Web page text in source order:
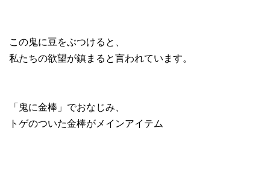
この鬼に豆をぶつけると、
私たちの欲望が鎮まると言われています。
「鬼に金棒」でおなじみ、
トゲのついた金棒がメインアイテム